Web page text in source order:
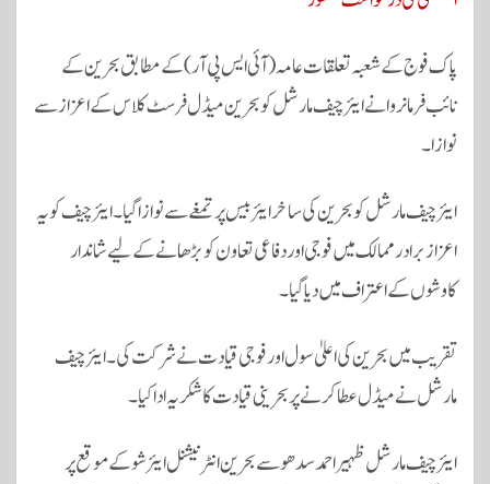
پاک فوج کے شعبہ تعلقات عامہ (آئی ایس پی آر) کے مطابق بحرین کے
نائب فرمانروا نے ایئر چیف مارشل کو بحرین میڈل فرسٹ کلاس کے اعزاز سے
نوازا۔
ایئر چیف مارشل کو بحرین کی ساخر ایئربیس پر تمغے سے نوازا گیا۔ ایئر چیف کو یہ
اعزاز برادر ممالک میں فوجی اور دفاعی تعاون کو بڑھانے کے لیے شاندار
کاوشوں کے اعتراف میں دیا گیا۔
تقریب میں بحرین کی اعلیٰ سول اور فوجی قیادت نے شرکت کی۔ ایئر چیف
مارشل نے میڈل عطا کرنے پر بحرینی قیادت کا شکریہ ادا کیا۔
ایئر چیف مارشل ظہیر احمد سدھو سے بحرین انٹرنیشنل ایئرشو کے موقع پر